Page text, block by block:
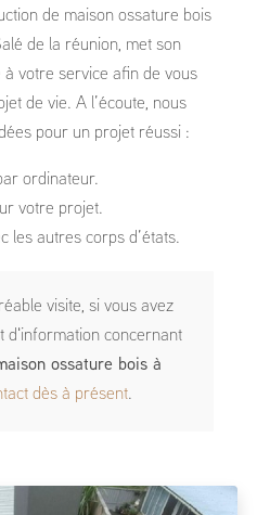
de maison ossature bois
de la réunion, met son
votre service afin de vous
de vie. A l’écoute, nous
pour un projet réussi :
ordinateur.
votre projet.
les autres corps d’états.
visite, si vous avez
d'information concernant
ossature bois à
dès à présent.